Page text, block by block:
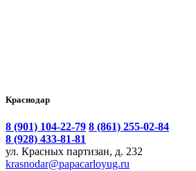
Краснодар
8 (901) 104-22-79 8 (861) 255-02-84
8 (928) 433-81-81
ул. Красных партизан, д. 232
krasnodar@papacarloyug.ru